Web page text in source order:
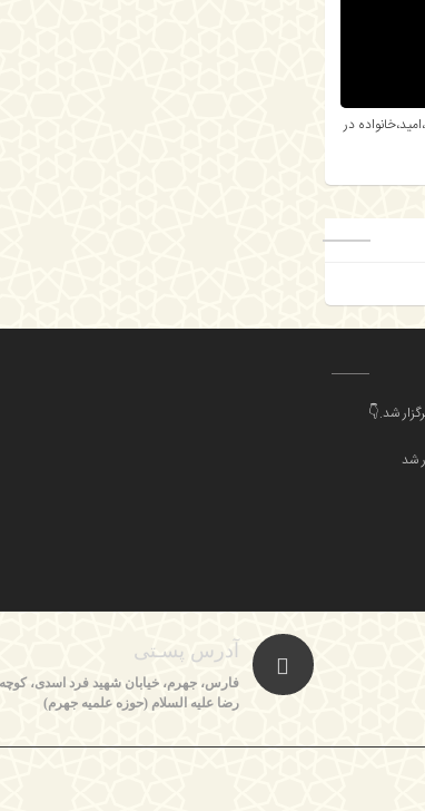
قرآن،امید،خانواده در
شد.👇
شد
آدرس پسـتی
رضا علیه السلام (حوزه علمیه جهرم)